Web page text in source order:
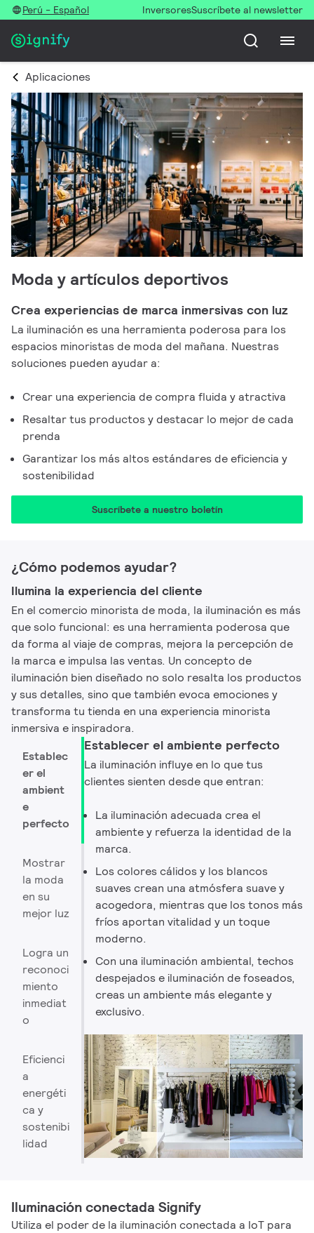
Perú - Español InversoresSuscríbete al newsletter
Aplicaciones
Moda y artículos deportivos
Crea experiencias de marca inmersivas con luz
La iluminación es una herramienta poderosa para los
espacios minoristas de moda del mañana. Nuestras
soluciones pueden ayudar a:
Crear una experiencia de compra fluida y atractiva
Resaltar tus productos y destacar lo mejor de cada
prenda
Garantizar los más altos estándares de eficiencia y
sostenibilidad
Suscríbete a nuestro boletín
¿Cómo podemos ayudar?
Ilumina la experiencia del cliente
En el comercio minorista de moda, la iluminación es más
que solo funcional: es una herramienta poderosa que
da forma al viaje de compras, mejora la percepción de
la marca e impulsa las ventas. Un concepto de
iluminación bien diseñado no solo resalta los productos
y sus detalles, sino que también evoca emociones y
transforma tu tienda en una experiencia minorista
inmersiva e inspiradora.
Establec
er el
ambient
e
perfecto
Mostrar
la moda
en su
mejor luz
Logra un
reconoci
miento
inmediat
o
Eficienci
a
energéti
ca y
sostenibi
lidad
Establecer el ambiente perfecto
La iluminación influye en lo que tus
clientes sienten desde que entran:
La iluminación adecuada crea el
ambiente y refuerza la identidad de la
marca. ​
Los colores cálidos y los blancos
suaves crean una atmósfera suave y
acogedora, mientras que los tonos más
fríos aportan vitalidad y un toque
moderno. ​
Con una iluminación ambiental, techos
despejados e iluminación de foseados,
creas un ambiente más elegante y
exclusivo. ​
Iluminación conectada Signify
Utiliza el poder de la iluminación conectada a IoT para